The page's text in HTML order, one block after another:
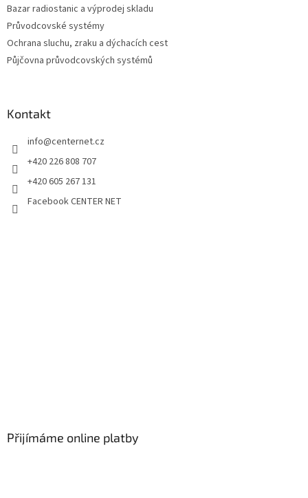
Bazar radiostanic a výprodej skladu
Průvodcovské systémy
Ochrana sluchu, zraku a dýchacích cest
Půjčovna průvodcovských systémů
Kontakt
info@centernet.cz
+420 226 808 707
+420 605 267 131
Facebook CENTER NET
Přijímáme online platby